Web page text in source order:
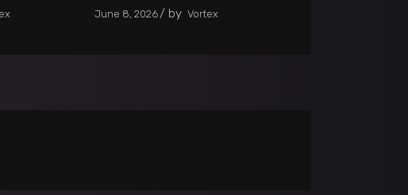
June 8, 2026 by Vortex